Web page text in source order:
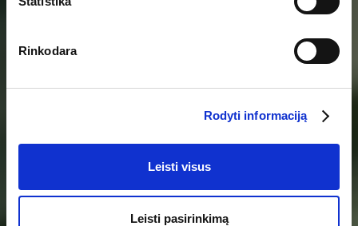
Rinkodara
Rodyti informaciją
Leisti visus
Leisti pasirinkimą
Turi klausimų ar nori
sužinoti apie loftus
daugiau?